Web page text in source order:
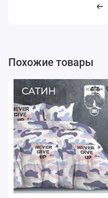
Похожие товары